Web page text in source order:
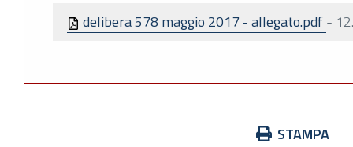
delibera 578 maggio 2017 - allegato.pdf-
STAMPA